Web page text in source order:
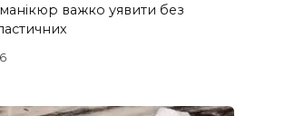
важко уявити без